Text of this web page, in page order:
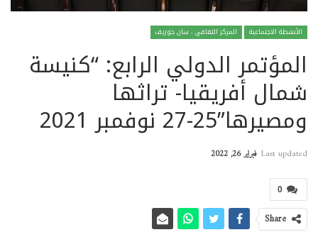
الأنشطة الاجتماعية المركز الثقافي ، سان جوزيف
المؤتمر الدولي الرابع: “كنيسة
شمال أفريقيا- تراثها
ومصيرها”25-27 نوفمبر 2021
Last updated فبراير 26, 2022
0
Share